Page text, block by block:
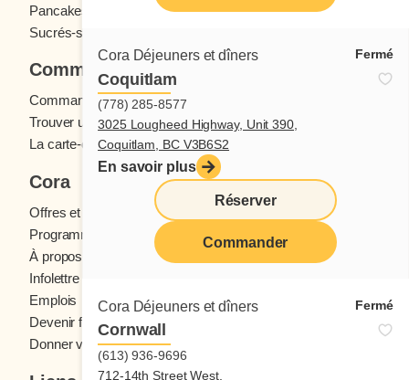
Cora Déjeuners et dîners Fermé
Coquitlam
(778) 285-8577
3025 Lougheed Highway, Unit 390,
Coquitlam, BC V3B6S2
En savoir plus
Réserver
Commander
Cora Déjeuners et dîners Fermé
Cornwall
(613) 936-9696
712-14th Street West,
Pancakes
Sandwichs
Sucrés-salés
Commander
Commande en ligne
Trouver un restaurant
La carte-cadeau Cora
Cora
Offres et concours
Programme fidélité Cora
À propos des restaurants Cora
Infolettre Cora
Emplois
Devenir franchisé
Donner votre avis